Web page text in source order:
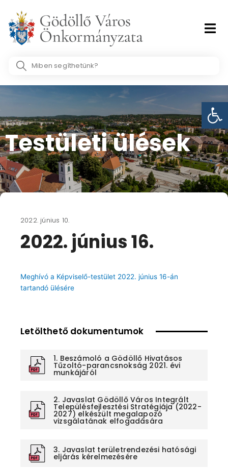
content
Search
Testületi ülések​
2022. június 10.
2022. június 16.
Meghívó a Képviselő-testület 2022. június 16-án
tartandó ülésére
Letölthető dokumentumok
1. Beszámoló a Gödöllő Hivatásos
Tűzoltó-parancsnokság 2021. évi
munkájáról
2. Javaslat Gödöllő Város Integrált
Településfejlesztési Stratégiája (2022-
2027) elkészült megalapozó
vizsgálatának elfogadására
3. Javaslat területrendezési hatósági
eljárás kérelmezésére